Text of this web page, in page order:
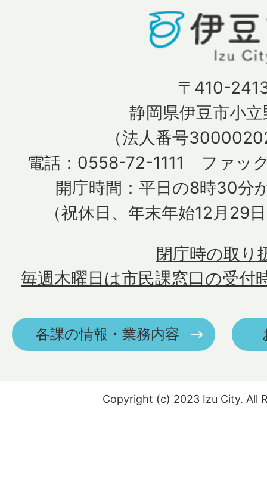
〒410-
静岡県伊豆市小
（法人番号
電話：0558-72-1111 ファッ
開庁時間：平日の8時30分
（祝休日、年末年始12月29
毎週木曜日は市民課窓口の受付
閉庁時の取り
各課の情報・業務内容
Copyright (c) 2023 Izu City. All